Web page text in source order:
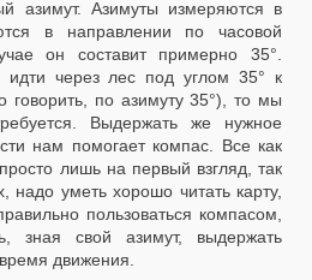
азимут. Азимуты измеряются в
в направлении по часовой
он составит примерно 35°.
через лес под углом 35° к
говорить, по азимуту 35°), то мы
Выдержать же нужное
нам помогает компас. Все как
лишь на первый взгляд, так
надо уметь хорошо читать карту,
пользоваться компасом,
зная свой азимут, выдержать
движения.